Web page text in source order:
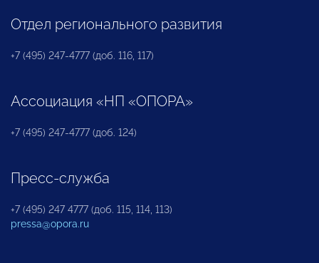
Отдел регионального развития
+7 (495) 247-4777 (доб. 116, 117)
Ассоциация «НП «ОПОРА»
+7 (495) 247-4777 (доб. 124)
Пресс-служба
+7 (495) 247 4777 (доб. 115, 114, 113)
pressa@opora.ru